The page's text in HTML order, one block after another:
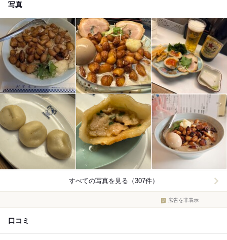
写真
すべての写真を見る（307件）
広告を非表示
口コミ